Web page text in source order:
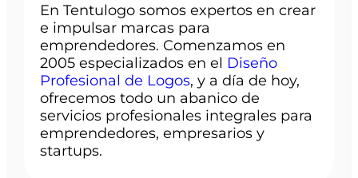
En Tentulogo somos expertos en crear
e impulsar marcas para
emprendedores. Comenzamos en
2005 especializados en el Diseño
Profesional de Logos, y a día de hoy,
ofrecemos todo un abanico de
servicios profesionales integrales para
emprendedores, empresarios y
startups.